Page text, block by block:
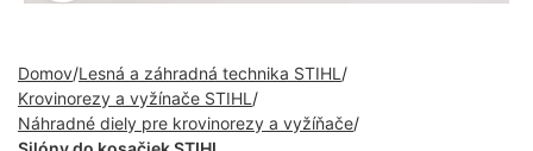
Domov Lesná a záhradná technika STIHL
Krovinorezy a vyžínače STIHL
Náhradné diely pre krovinorezy a vyžíňače